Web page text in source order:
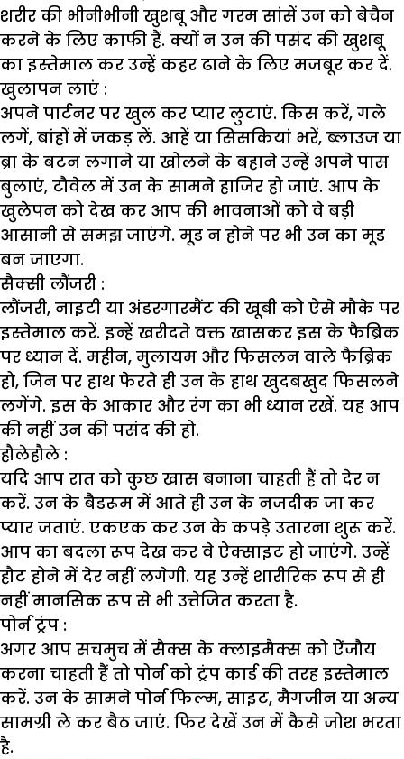
शरीर की भीनीभीनी खुशबू और गरम सांसें उन को बेचैन
करने के लिए काफी हैं. क्यों न उन की पसंद की खुशबू
का इस्तेमाल कर उन्हें कहर ढाने के लिए मजबूर कर दें.
खुलापन लाएं :
अपने पार्टनर पर खुल कर प्यार लुटाएं. किस करें, गले
लगें, बांहों में जकड़ लें. आहें या सिसकियां भरें, ब्लाउज या
ब्रा के बटन लगाने या खोलने के बहाने उन्हें अपने पास
बुलाएं, टौवेल में उन के सामने हाजिर हो जाएं. आप के
खुलेपन को देख कर आप की भावनाओं को वे बड़ी
आसानी से समझ जाएंगे. मूड न होने पर भी उन का मूड
बन जाएगा.
सैक्सी लौंजरी :
लौंजरी, नाइटी या अंडरगारमैंट की खूबी को ऐसे मौके पर
इस्तेमाल करें. इन्हें खरीदते वक्त खासकर इस के फैब्रिक
पर ध्यान दें. महीन, मुलायम और फिसलन वाले फैब्रिक
हो, जिन पर हाथ फेरते ही उन के हाथ खुदबखुद फिसलने
लगेंगे. इस के आकार और रंग का भी ध्यान रखें. यह आप
की नहीं उन की पसंद की हो.
हौलेहौले :
यदि आप रात को कुछ खास बनाना चाहती हैं तो देर न
करें. उन के बैडरूम में आते ही उन के नजदीक जा कर
प्यार जताएं. एकएक कर उन के कपड़े उतारना शुरू करें.
आप का बदला रूप देख कर वे ऐक्साइट हो जाएंगे. उन्हें
हौट होने में देर नहीं लगेगी. यह उन्हें शारीरिक रूप से ही
नहीं मानसिक रूप से भी उत्तेजित करता है.
पोर्न ट्रंप :
अगर आप सचमुच में सैक्स के क्लाइमैक्स को ऐंजौय
करना चाहती हैं तो पोर्न को ट्रंप कार्ड की तरह इस्तेमाल
करें. उन के सामने पोर्न फिल्म, साइट, मैगजीन या अन्य
सामग्री ले कर बैठ जाएं. फिर देखें उन में कैसे जोश भरता
है.